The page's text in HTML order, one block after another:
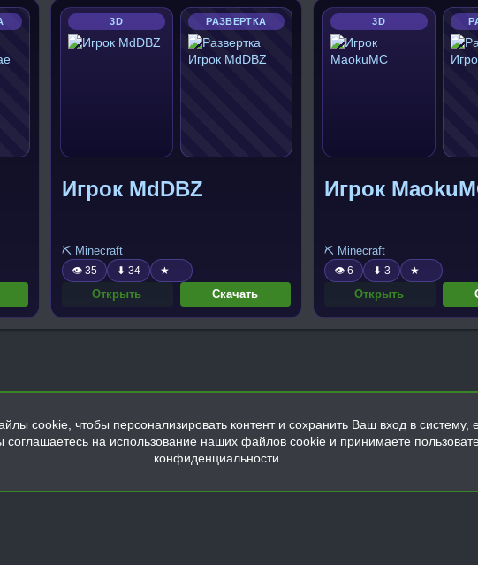
3D РАЗВЕРТКА
Игрок MdDBZ
⛏️ Minecraft
👁 35 ⬇ 34 ★ —
Открыть Скачать
3D
Игрок
⛏️ Minecraft
👁 6 ⬇ 3 ★ —
Открыть
cookie, чтобы персонализировать контент и сохранить Ваш вход в систему,
соглашаетесь на использование наших файлов cookie и принимаете
конфиденциальности.